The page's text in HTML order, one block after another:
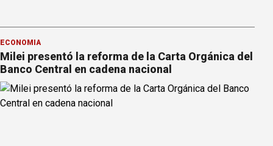
ECONOMÍA
Milei presentó la reforma de la Carta Orgánica del
Banco Central en cadena nacional